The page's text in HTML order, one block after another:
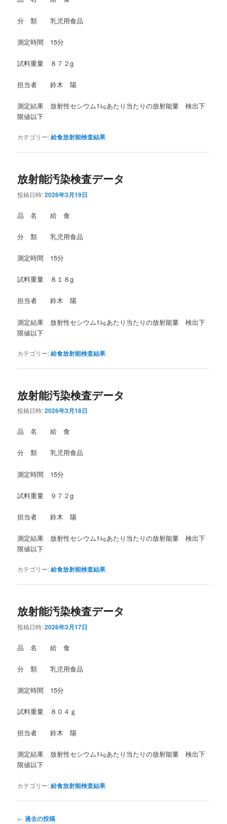
分 類 乳児用食品
測定時間 15分
試料重量 ８７２g
担当者 鈴木 陽
測定結果 放射性セシウム1㎏あたり当たりの放射能量 検出下
限値以下
カテゴリー:給食放射能検査結果
放射能汚染検査データ
投稿日時:2026年3月19日
品 名 給 食
分 類 乳児用食品
測定時間 15分
試料重量 ８１８g
担当者 鈴木 陽
測定結果 放射性セシウム1㎏あたり当たりの放射能量 検出下
限値以下
カテゴリー:給食放射能検査結果
放射能汚染検査データ
投稿日時:2026年3月18日
品 名 給 食
分 類 乳児用食品
測定時間 15分
試料重量 ９７２g
担当者 鈴木 陽
測定結果 放射性セシウム1㎏あたり当たりの放射能量 検出下
限値以下
カテゴリー:給食放射能検査結果
放射能汚染検査データ
投稿日時:2026年3月17日
品 名 給 食
分 類 乳児用食品
測定時間 15分
試料重量 ８０４ｇ
担当者 鈴木 陽
測定結果 放射性セシウム1㎏あたり当たりの放射能量 検出下
限値以下
カテゴリー:給食放射能検査結果
投← 過去の投稿